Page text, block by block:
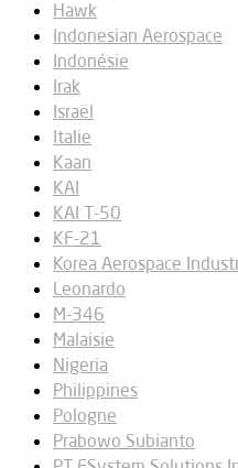
Hawk
Indonesian Aerospace
Indonésie
Irak
Israël
Italie
Kaan
KAI
KAI T-50
KF-21
Korea Aerospace
Leonardo
M-346
Malaisie
Nigeria
Philippines
Pologne
Prabowo Subianto